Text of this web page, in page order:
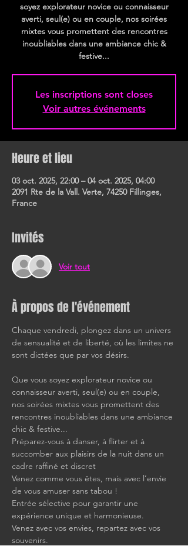
soyez explorateur novice ou connaisseur
averti, seul(e) ou en couple, nos soirées
mixtes vous promettent des rencontres
inoubliables dans une ambiance chic &
festive...
Les inscriptions sont closes
Voir autres événements
Heure et lieu
03 oct. 2025, 22:00 – 04 oct. 2025, 04:00
2091 Rte de la Vall. Verte, 74250 Fillinges,
France
Invités
Voir tout
À propos de l'événement
Chaque vendredi, plongez dans un univers
de sensualité et de liberté, où les limites ne
sont dictées que par vos désirs.
Que vous soyez explorateur novice ou
connaisseur averti, seul(e) ou en couple,
nos soirées mixtes vous promettent des
rencontres inoubliables dans une ambiance
chic & festive...
Préparez-vous à danser, à flirter et à
succomber aux plaisirs de la nuit dans un
cadre raffiné et discret
Venez comme vous êtes, mais avec l’envie
de vous amuser sans tabou !
Entrée sélective pour garantir une
expérience unique et harmonieuse.
Venez avec vos envies, repartez avec vos
souvenirs.